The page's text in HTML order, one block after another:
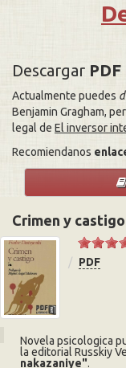
Descargar PDF
Actualmente puedes
Benjamin Gragham,
legal de El inversor
Recomiendanos
Crimen y castigo
PDF
Novela psicologica
la editorial Russkiy
nakazaniye .